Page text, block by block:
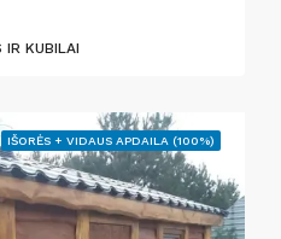
IR KUBILAI
IŠORĖS + VIDAUS APDAILA (100%)